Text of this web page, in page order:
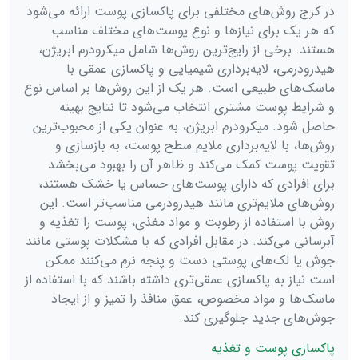
در کرج روش‌های مختلفی برای پاکسازی پوست ارائه می‌شود
که هر یک برای نیازها و نوع پوست‌های مختلف مناسب
هستند. برخی از رایج‌ترین روش‌ها شامل میکرودرم ابریژن،
هیدرودرمی، لایه‌برداری شیمیایی و پاکسازی عمقی با
ماسک‌های طبیعی است. هر یک از این روش‌ها بر اساس نوع
و شرایط پوست مشتری انتخاب می‌شود تا نتایج بهینه
حاصل شود. میکرودرم ابریژن، به عنوان یکی از محبوب‌ترین
روش‌ها، با لایه‌برداری ملایم سطح پوست، به بازسازی و
تقویت پوست کمک می‌کند و ظاهر آن را بهبود می‌بخشد.
برای افرادی که دارای پوست‌های حساس یا خشک هستند،
روش‌های ملایم‌تری مانند هیدرودرمی مناسب‌تر است. این
روش با استفاده از رطوبت و مواد مغذی، پوست را تغذیه و
آبرسانی می‌کند. در مقابل افرادی که با مشکلات پوستی مانند
جوش یا لک‌های پوستی دست و پنجه نرم می‌کنند ممکن
است نیاز به پاکسازی عمقی‌تری داشته باشند که با استفاده از
ماسک‌ها و مواد مخصوص، عمق منافذ را تمیز و از ایجاد
جوش‌های جدید جلوگیری کند.
پاکسازی پوست و تغذیه